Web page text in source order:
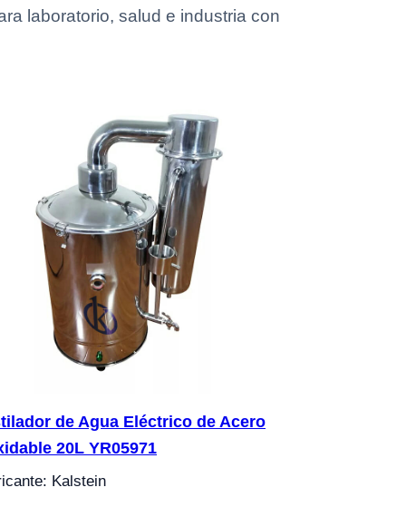
laboratorio, salud e industria con
de Agua Eléctrico de Acero
20L YR05971
Kalstein